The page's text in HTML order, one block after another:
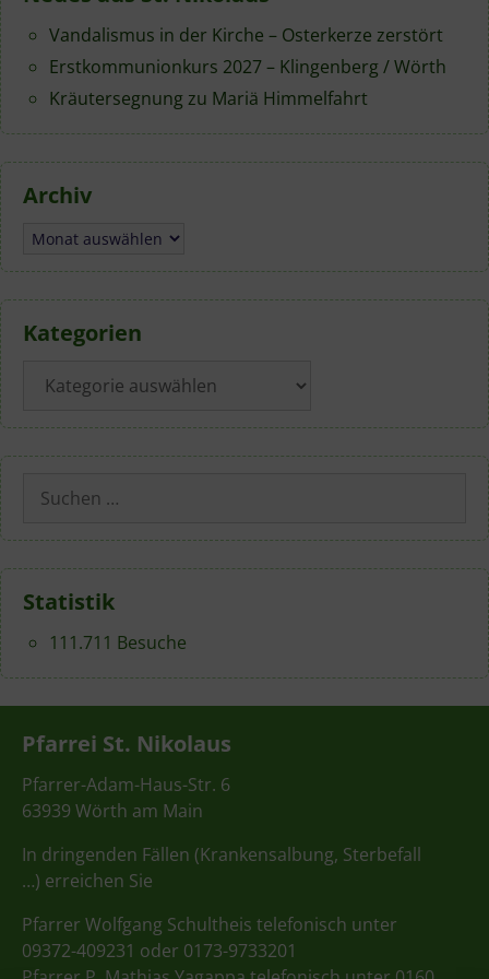
Vandalismus in der Kirche – Osterkerze zerstört
Erstkommunionkurs 2027 – Klingenberg / Wörth
Kräutersegnung zu Mariä Himmelfahrt
Archiv
Archiv
Kategorien
Suchen
nach:
Statistik
111.711 Besuche
Pfarrei St. Nikolaus
Pfarrer-Adam-Haus-Str. 6
63939 Wörth am Main
In dringenden Fällen (Krankensalbung, Sterbefall
…) erreichen Sie
Pfarrer Wolfgang Schultheis telefonisch unter
09372-409231 oder 0173-9733201